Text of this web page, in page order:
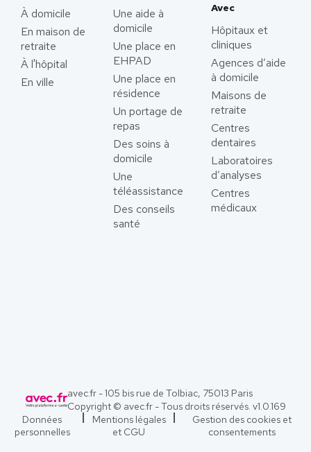
À domicile
En maison de
retraite
À l'hôpital
En ville
Une aide à
domicile
Une place en
EHPAD
Une place en
résidence
Un portage de
repas
Des soins à
domicile
Une
téléassistance
Des conseils
santé
Avec
Hôpitaux et
cliniques
Agences d’aide
à domicile
Maisons de
retraite
Centres
dentaires
Laboratoires
d’analyses
Centres
médicaux
avec.fr - 105 bis rue de Tolbiac, 75013 Paris
Copyright © avec.fr - Tous droits réservés. v1.0.169
Données
personnelles
Mentions légales
et CGU
Gestion des cookies et
consentements